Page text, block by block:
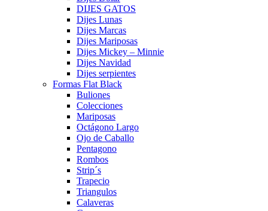
DIJES GATOS
Dijes Lunas
Dijes Marcas
Dijes Mariposas
Dijes Mickey – Minnie
Dijes Navidad
Dijes serpientes
Formas Flat Black
Buliones
Colecciones
Mariposas
Octágono Largo
Ojo de Caballo
Pentagono
Rombos
Strip´s
Trapecio
Triangulos
Calaveras